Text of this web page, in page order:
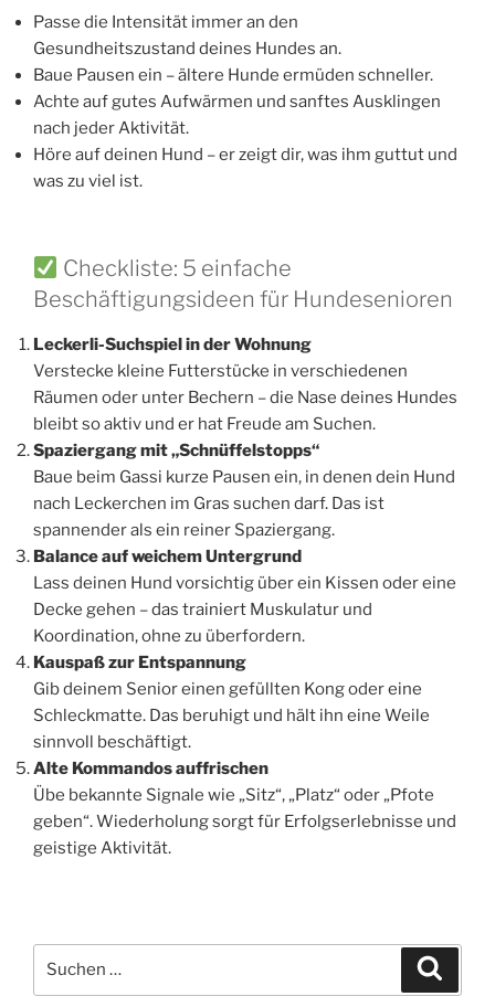
Passe die Intensität immer an den
Gesundheitszustand deines Hundes an.
Baue Pausen ein – ältere Hunde ermüden schneller.
Achte auf gutes Aufwärmen und sanftes Ausklingen
nach jeder Aktivität.
Höre auf deinen Hund – er zeigt dir, was ihm guttut und
was zu viel ist.
Checkliste: 5 einfache
Beschäftigungsideen für Hundesenioren
Leckerli-Suchspiel in der Wohnung
Verstecke kleine Futterstücke in verschiedenen
Räumen oder unter Bechern – die Nase deines Hundes
bleibt so aktiv und er hat Freude am Suchen.
Spaziergang mit „Schnüffelstopps“
Baue beim Gassi kurze Pausen ein, in denen dein Hund
nach Leckerchen im Gras suchen darf. Das ist
spannender als ein reiner Spaziergang.
Balance auf weichem Untergrund
Lass deinen Hund vorsichtig über ein Kissen oder eine
Decke gehen – das trainiert Muskulatur und
Koordination, ohne zu überfordern.
Kauspaß zur Entspannung
Gib deinem Senior einen gefüllten Kong oder eine
Schleckmatte. Das beruhigt und hält ihn eine Weile
sinnvoll beschäftigt.
Alte Kommandos auffrischen
Übe bekannte Signale wie „Sitz“, „Platz“ oder „Pfote
geben“. Wiederholung sorgt für Erfolgserlebnisse und
geistige Aktivität.
nach: